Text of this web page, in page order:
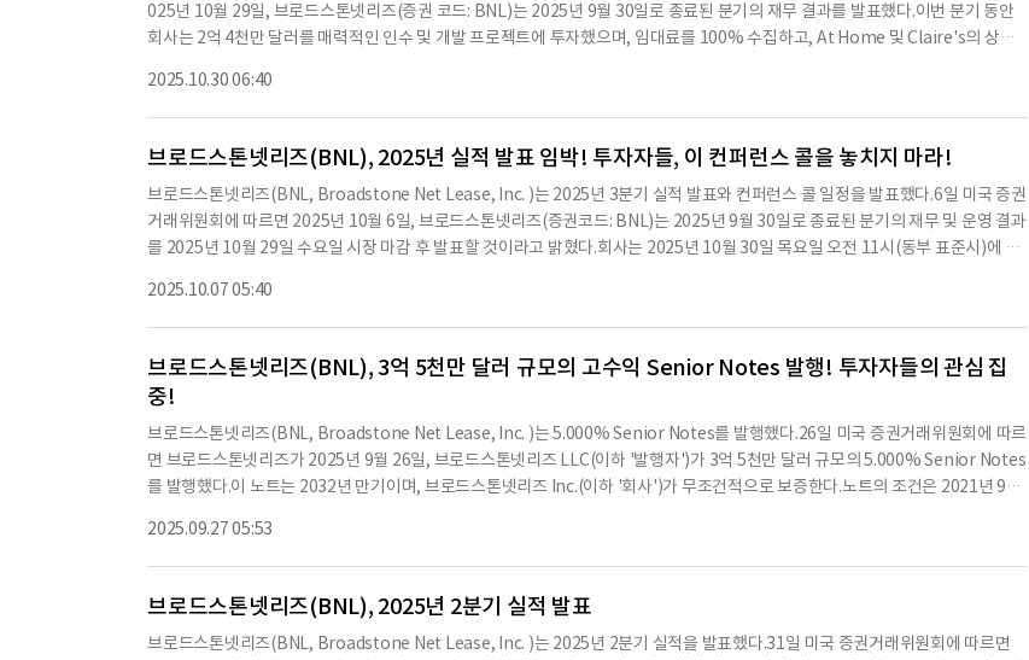
을 기록했다.회사는 2025년 3분기 동안 2억 2,000만 달러의 부채를 보유하고 있으며, 이는 2024년 12월 31일 기준 1억 8,000만 달
러에서 증가한 수치다.브로드스톤넷리즈는 2025년 3분기 동안 2,000만 달러의 배당금을 지급했으며, 이는 2024년 3분기 1,600만
025년 10월 29일, 브로드스톤넷리즈(증권 코드: BNL)는 2025년 9월 30일로 종료된 분기의 재무 결과를 발표했다.이번 분기 동안
회사는 2억 4천만 달러를 매력적인 인수 및 개발 프로젝트에 투자했으며, 임대료를 100% 수집하고, At Home 및 Claire's의 상황
분기별 성장률을 확보했다.이러한 성과를 바탕으로, 연간 AFFO(조정된 자산 운영 수익) 가이던스를 주당 1.49달러에서 1.50달러로
상향 조정했다.이는 연간 4.2%에서 4.9%의 성장률을 나타낸다.2025년 3분기 주요 실적은 다음과 같다.순이익은 2천 706만 5천 달
러로, 희석 주당 0.14달러를 기록하며, 전년 동기 대비 26.3% 감소했다.이는 주로 이자 비용이 1천 1백만 달러 증가하고, 임대 자산
에 대한 손상 충당금이 5백 9십만 달러 증가한 것과 관련이 있다.조정된 자산 운영 수익(AFFO)은 7천 431만 4천 달러로, 희석 주당
0.37달러를 기록하며, 전년 동기 대비 5.7% 증가했다.회사는 2025년 9월 30일 기준으로 759개의 개별 순 임대 상업용 부동산을 보
유하고 있으며, 이 중 752개는 미국 44개 주에, 7개는 캐나다 4개 주에 위치하고 있다.전체 임대 가능한 면적은 약 4천 707만 제곱피
트에 달하며, 임대 계약이 체결된 부동산은 99.5%에 달한다.회사는 2025년 3분기 동안 2억 3천 894만 달러를 투자했으며, 이 중 1
2025.10.30 06:40
브로드스톤넷리즈(BNL), 2025년 실적 발표 임박! 투자자들, 이 컨퍼런스 콜을 놓치지 마라!
브로드스톤넷리즈(BNL, Broadstone Net Lease, Inc. )는 2025년 3분기 실적 발표와 컨퍼런스 콜 일정을 발표했다.6일 미국 증권
거래위원회에 따르면 2025년 10월 6일, 브로드스톤넷리즈(증권코드: BNL)는 2025년 9월 30일로 종료된 분기의 재무 및 운영 결과
를 2025년 10월 29일 수요일 시장 마감 후 발표할 것이라고 밝혔다.회사는 2025년 10월 30일 목요일 오전 11시(동부 표준시)에 실
774299를 방문하면 된다.전화로 듣기를 원하는 경우, 미국 참가자는 1-833-470-1428(무료) 또는 1-646-844-6383(지역)로 전화
하여 접근 코드 237687을 입력하면 된다.국제 접속 번호는 https://www.netroadshow.com/conferencing/global-number
s?confId=89850에서 확인할 수 있다.컨퍼런스 콜 웹캐스트의 재생은 라이브 방송 종료 후 약 1시간 후에 가능하며, 웹을 통해 재생
을 듣고 싶다면 https://investors.bnl.broadstone.com를 방문하면 된다.브로드스톤넷리즈는 주로 단일 세입자 상업용 부동산
에 장기 임대되는 산업 중심의 다각화된 넷 리스 REIT로, 2025년 6월 30일 기준으로 44개 주와 4개 캐나다 주에 위치한 766개의 개
별 넷 리스 상업용 부동산으로 구성된 포트폴리오를 보유하고 있다.이 보도자료에는 2025년 가이드라인 및 가정과 관련된 진술이 포
함되어 있으며, 이러한 진술은 일반적으로 '전망', '잠재적', '할 수 있다', '할 것이다', '해야 한다', '추구한다', '약', '프로젝트', '예측',
'기대', '의도', '예상', '추정', '계획', '될 것이다', '믿는다', '계속한다' 등의 용어로 식별할 수 있다.이러한 진술은 알려진 및 알려지지
2025.10.07 05:40
브로드스톤넷리즈(BNL), 3억 5천만 달러 규모의 고수익 Senior Notes 발행! 투자자들의 관심 집
중!
브로드스톤넷리즈(BNL, Broadstone Net Lease, Inc. )는 5.000% Senior Notes를 발행했다.26일 미국 증권거래위원회에 따르
면 브로드스톤넷리즈가 2025년 9월 26일, 브로드스톤넷리즈 LLC(이하 '발행자')가 3억 5천만 달러 규모의 5.000% Senior Notes
를 발행했다.이 노트는 2032년 만기이며, 브로드스톤넷리즈 Inc.(이하 '회사')가 무조건적으로 보증한다.노트의 조건은 2021년 9월
해 규정된다.이 계약서는 발행자, 회사 및 U.S. Bank Trust Company 간의 계약으로, 발행자는 노트를 발행하고 회사는 이를 보증
하는 역할을 한다.노트는 연 5.000%의 이자를 지급하며, 이자는 매년 5월 1일과 11월 1일에 지급된다.첫 이자 지급일은 2026년 5월
1일이다.발행자는 노트를 발행하기 위해 98.526%의 가격으로 인수인에게 판매했다.노트는 발행자의 선순위 무담보 채무로, 발행자
의 모든 기존 및 미래의 선순위 무담보 채무와 동일한 지급 권리를 가진다.그러나 노트는 발행자의 기존 및 미래의 담보 채무 및 기타
담보 채무에 대해 실질적으로 하위에 위치한다.노트의 상환 가격은 발행자가 선택할 수 있으며, 상환일 이전에 전부 또는 일부를 상환
2025.09.27 05:53
브로드스톤넷리즈(BNL), 2025년 2분기 실적 발표
브로드스톤넷리즈(BNL, Broadstone Net Lease, Inc. )는 2025년 2분기 실적을 발표했다.31일 미국 증권거래위원회에 따르면